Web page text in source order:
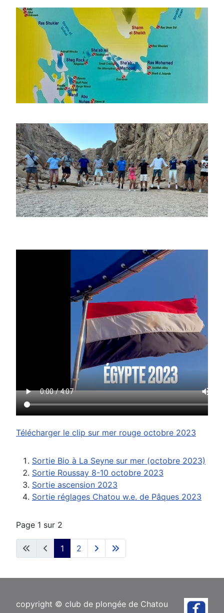
Télécharger le clip sur mer rouge octobre 2023
Sortie Bio à La Seyne sur mer (octobre 2023)
Sortie Roussay 8-10 octobre 2023
Sortie ascension 2023
Sortie réglages Chatou w.e. de Pâques 2023
Page 1 sur 2
1 2
copyright © club de plongée de Chatou